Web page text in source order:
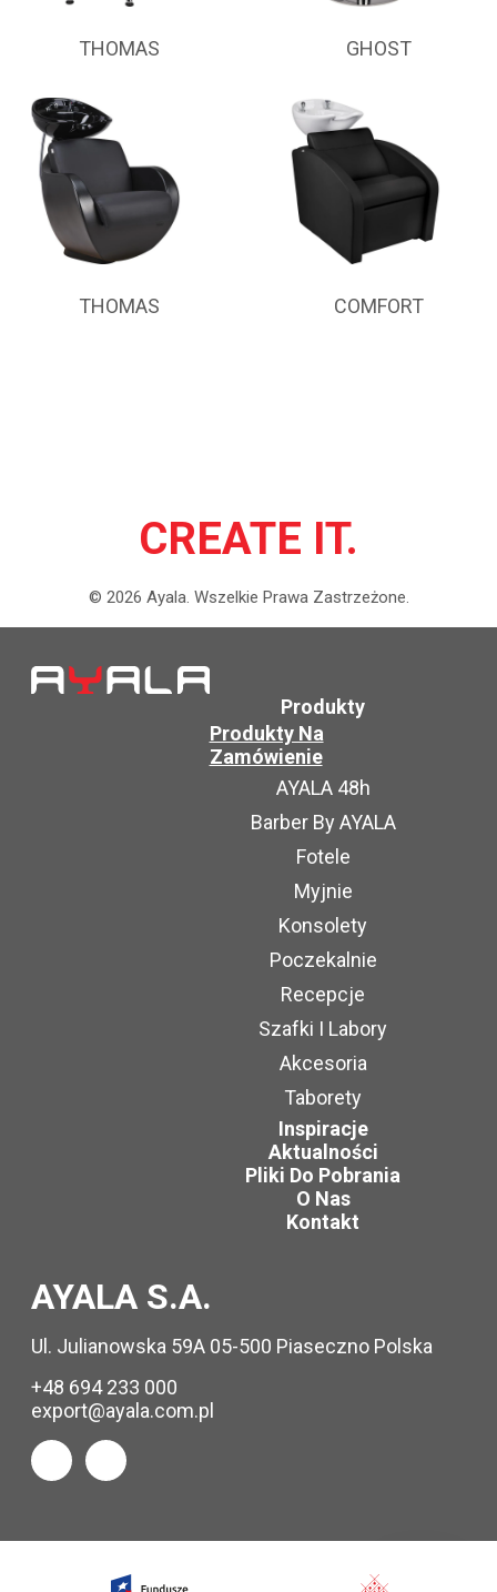
THOMAS GHOST
THOMAS COMFORT
CREATE IT.
© 2026 Ayala. Wszelkie Prawa Zastrzeżone.
Produkty
Produkty Na
Zamówienie
AYALA 48h
Barber By AYALA
Fotele
Myjnie
Konsolety
Poczekalnie
Recepcje
Szafki I Labory
Akcesoria
Taborety
Inspiracje
Aktualności
Pliki Do Pobrania
O Nas
Kontakt
AYALA S.A.
Ul. Julianowska 59A 05-500 Piaseczno Polska
+48 694 233 000
export@ayala.com.pl